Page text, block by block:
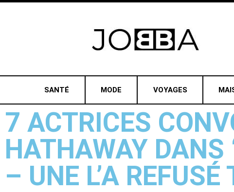
SANTÉ MODE VOYAGES
7 ACTRICES
HATHAWAY DANS
– UNE L’A